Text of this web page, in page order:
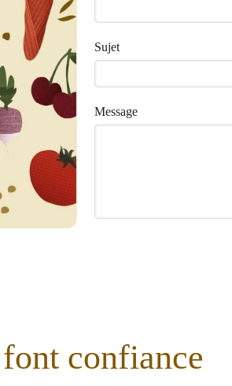
Sujet
Message
confiance